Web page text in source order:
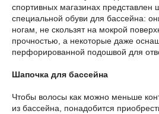
спортивных магазинах представлен
специальной обуви для бассейна:
ногам, не скользят на мокрой
прочностью, а некоторые даже
перфорированной подошвой для
Шапочка для бассейна
Чтобы волосы как можно меньше
из бассейна, понадобится